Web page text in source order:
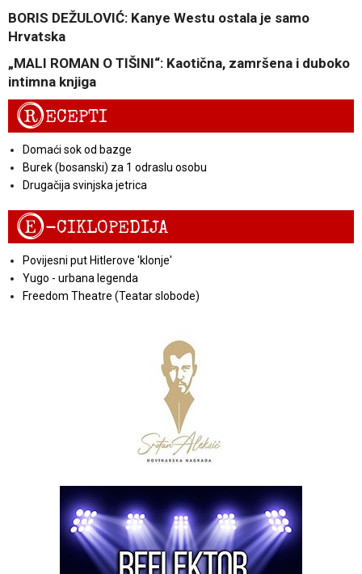
BORIS DEŽULOVIĆ: Kanye Westu ostala je samo
Hrvatska
„MALI ROMAN O TIŠINI“: Kaotična, zamršena i duboko
intimna knjiga
RECEPTI
Domaći sok od bazge
Burek (bosanski) za 1 odraslu osobu
Drugačija svinjska jetrica
E-CIKLOPEDIJA
Povijesni put Hitlerove 'klonje'
Yugo - urbana legenda
Freedom Theatre (Teatar slobode)